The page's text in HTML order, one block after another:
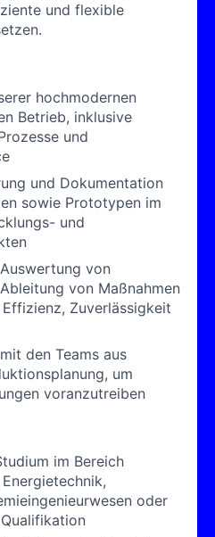
und flexible
hochmodernen
Betrieb, inklusive
und
und Dokumentation
sowie Prototypen im
und
von
von Maßnahmen
Zuverlässigkeit
den Teams aus
um
voranzutreiben
im Bereich
oder